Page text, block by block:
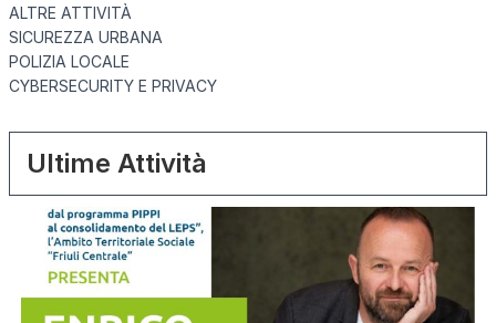
ALTRE ATTIVITÀ
SICUREZZA URBANA
POLIZIA LOCALE
CYBERSECURITY E PRIVACY
Ultime Attività